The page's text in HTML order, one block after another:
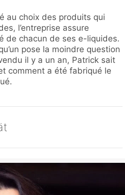
au choix des produits qui
l’entreprise assure
de chacun de ses e-liquides.
pose la moindre question
il y a un an, Patrick sait
comment a été fabriqué le